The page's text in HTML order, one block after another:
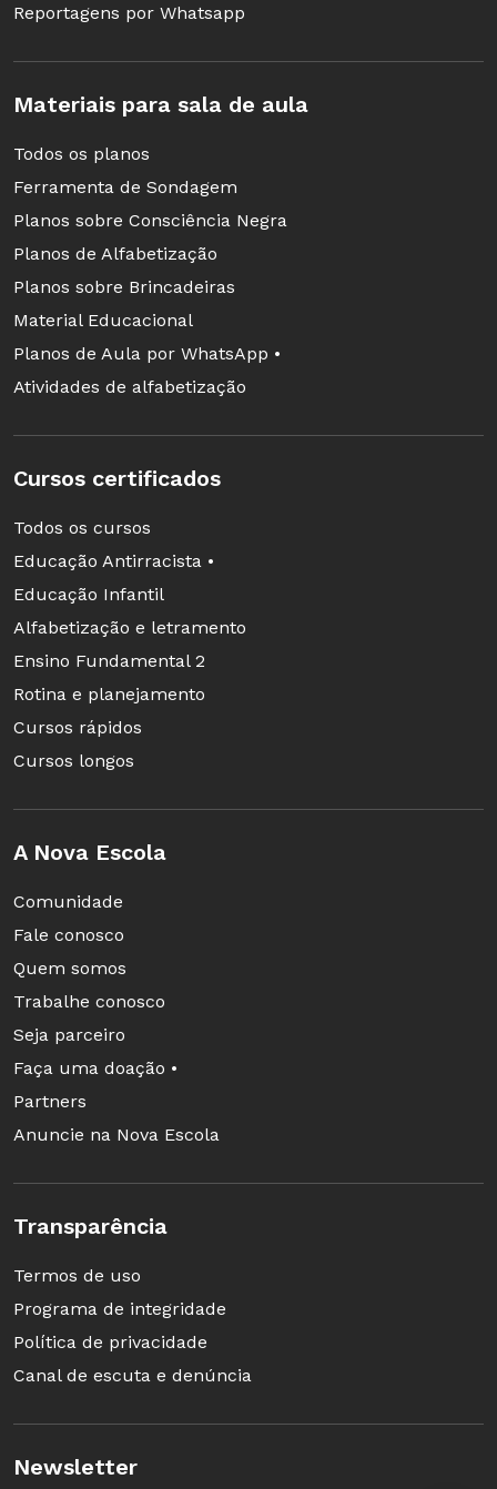
Reportagens por Whatsapp
Materiais para sala de aula
Todos os planos
Ferramenta de Sondagem
Planos sobre Consciência Negra
Planos de Alfabetização
Planos sobre Brincadeiras
Material Educacional
Planos de Aula por WhatsApp •
Atividades de alfabetização
Cursos certificados
Todos os cursos
Educação Antirracista •
Educação Infantil
Alfabetização e letramento
Ensino Fundamental 2
Rotina e planejamento
Cursos rápidos
Cursos longos
A Nova Escola
Comunidade
Fale conosco
Quem somos
Trabalhe conosco
Seja parceiro
Faça uma doação •
Partners
Anuncie na Nova Escola
Transparência
Termos de uso
Programa de integridade
Política de privacidade
Canal de escuta e denúncia
Newsletter